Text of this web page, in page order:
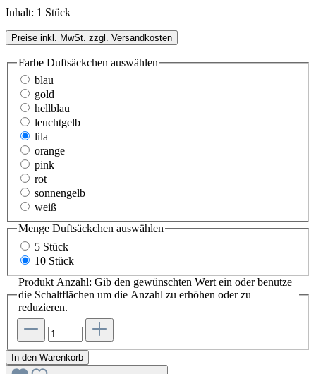
Inhalt: 1 Stück
Preise inkl. MwSt. zzgl. Versandkosten
Farbe Duftsäckchen auswählen
blau
gold
hellblau
leuchtgelb
lila
orange
pink
rot
sonnengelb
weiß
Menge Duftsäckchen auswählen
5 Stück
10 Stück
Produkt Anzahl: Gib den gewünschten Wert ein oder benutze
die Schaltflächen um die Anzahl zu erhöhen oder zu
reduzieren.
In den Warenkorb